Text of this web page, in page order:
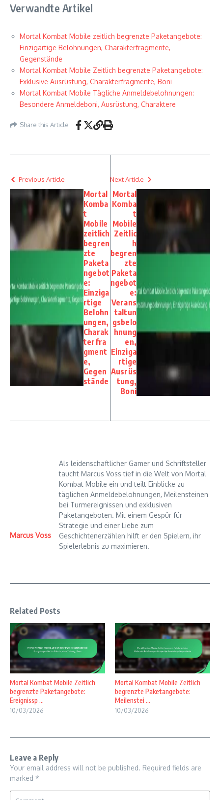
Verwandte Artikel
Mortal Kombat Mobile zeitlich begrenzte Paketangebote:
Einzigartige Belohnungen, Charakterfragmente,
Gegenstände
Mortal Kombat Mobile Zeitlich begrenzte Paketangebote:
Exklusive Ausrüstung, Charakterfragmente, Boni
Mortal Kombat Mobile Tägliche Anmeldebelohnungen:
Besondere Anmeldeboni, Ausrüstung, Charaktere
Share this Article
Previous Article
Mortal
Komba
t
Mobile
zeitlich
begren
zte
Paketa
ngebot
e:
Einziga
rtige
Belohn
ungen,
Charak
terfra
gment
e,
Gegen
stände
Next Article
Mortal
Komba
t
Mobile
Zeitlic
h
begren
zte
Paketa
ngebot
e:
Verans
taltun
gsbelo
hnung
en,
Einziga
rtige
Ausrüs
tung,
Boni
Marcus Voss
Als leidenschaftlicher Gamer und Schriftsteller
taucht Marcus Voss tief in die Welt von Mortal
Kombat Mobile ein und teilt Einblicke zu
täglichen Anmeldebelohnungen, Meilensteinen
bei Turmereignissen und exklusiven
Paketangeboten. Mit einem Gespür für
Strategie und einer Liebe zum
Geschichtenerzählen hilft er den Spielern, ihr
Spielerlebnis zu maximieren.
Related Posts
Mortal Kombat Mobile Zeitlich
begrenzte Paketangebote:
Ereignissp ...
10/03/2026
Mortal Kombat Mobile Zeitlich
begrenzte Paketangebote:
Meilenstei ...
10/03/2026
Leave a Reply
Your email address will not be published. Required fields are
marked *